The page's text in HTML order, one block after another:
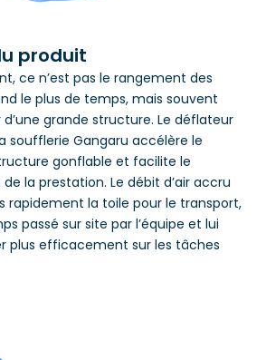
produit
ce n’est pas le rangement des
le plus de temps, mais souvent
d’une grande structure. Le déflateur
soufflerie Gangaru accélère le
gonflable et facilite le
la prestation. Le débit d’air accru
rapidement la toile pour le transport,
passé sur site par l’équipe et lui
plus efficacement sur les tâches